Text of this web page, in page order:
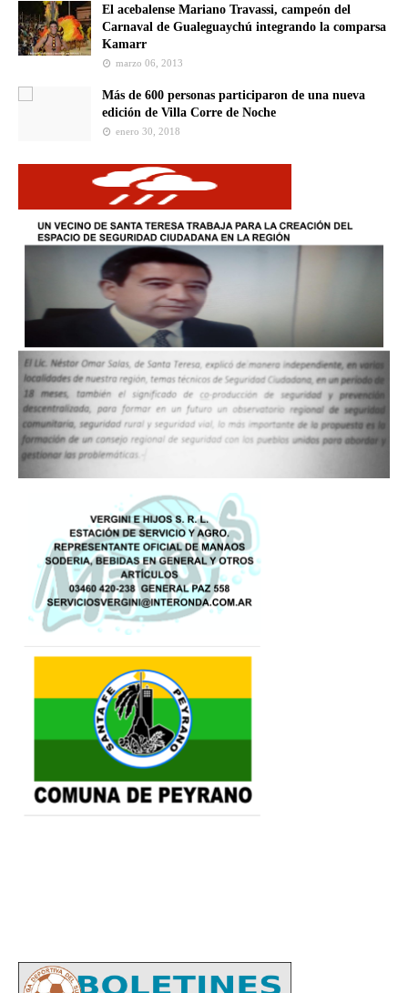
El acebalense Mariano Travassi, campeón del
Carnaval de Gualeguaychú integrando la comparsa
Kamarr
marzo 06, 2013
Más de 600 personas participaron de una nueva
edición de Villa Corre de Noche
enero 30, 2018